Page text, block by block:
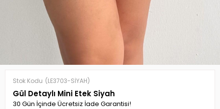
Stok Kodu (LE3703-SİYAH)
Gül Detaylı Mini Etek Siyah
30 Gün İçinde Ücretsiz İade Garantisi!